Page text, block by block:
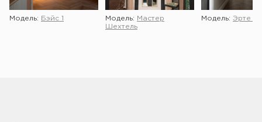
Модель: Бэйс 1 Модель:
Мастер
Шехтель
Модель: Эрте 2